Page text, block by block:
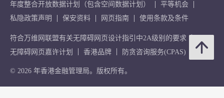
年度整合开放数据计划（包含空间数据计划）
平等机会
私隐政策声明
保安资料 网页指南 使用条款及条件
符合万维网联盟有关无障碍网页设计指引中2A级别的要求
无障碍网页嘉许计划
香港品牌 防贪咨询服务(CPAS)
© 2026 年香港金融管理局。版权所有。